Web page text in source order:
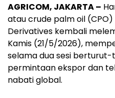
AGRICOM, JAKARTA –
atau crude palm oil (CPO)
Derivatives kembali
Kamis (21/5/2026),
selama dua sesi
permintaan ekspor dan
nabati global.